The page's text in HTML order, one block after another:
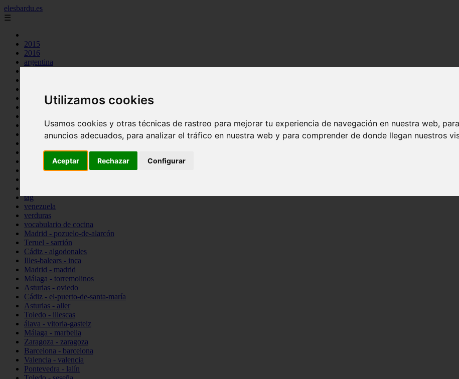
Utilizamos cookies
Usamos cookies y otras técnicas de rastreo para mejorar tu experiencia de navegación en nuestra web,
anuncios adecuados, para analizar el tráfico en nuestra web y para comprender de donde llegan nuestros
Aceptar Rechazar Configurar
elesbardu.es
☰
2015
2016
argentina
cocina casera
comidas
huevos
mariscos
postres
tag
venezuela
verduras
vocabulario de cocina
Madrid - pozuelo-de-alarcón
Teruel - sarrión
Cádiz - algodonales
Illes-balears - inca
Madrid - madrid
Málaga - torremolinos
Asturias - oviedo
Cádiz - el-puerto-de-santa-maría
Asturias - aller
Toledo - illescas
álava - vitoria-gasteiz
Málaga - marbella
Zaragoza - zaragoza
Barcelona - barcelona
Valencia - valencia
Pontevedra - lalín